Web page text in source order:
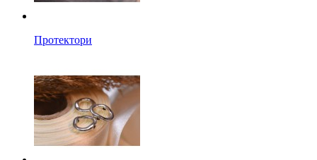
Протектори